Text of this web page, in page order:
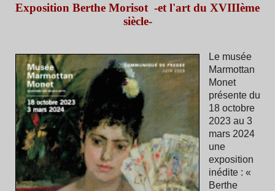
Exposition Berthe Morisot -et l'art du XVIIIème
siècle-
Le musée
Marmottan
Monet
présente du
18 octobre
2023 au 3
mars 2024
une
exposition
inédite : «
Berthe